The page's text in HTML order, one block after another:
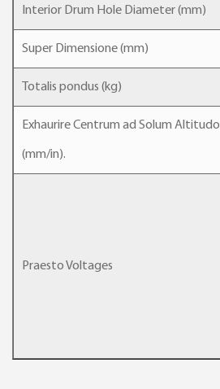
Interior Drum Hole Diameter (mm)
Super Dimensione (mm)
Totalis pondus (kg)
Exhaurire Centrum ad Solum Altitudo
(mm/in).
Praesto Voltages